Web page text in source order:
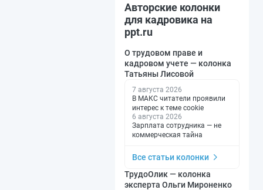
Авторские колонки
для кадровика на
ppt.ru
О трудовом праве и
кадровом учете — колонка
Татьяны Лисовой
7 августа 2026
В МАКС читатели проявили
интерес к теме cookie
6 августа 2026
Зарплата сотрудника — не
коммерческая тайна
Все статьи колонки
ТрудоОлик — колонка
эксперта Ольги Мироненко